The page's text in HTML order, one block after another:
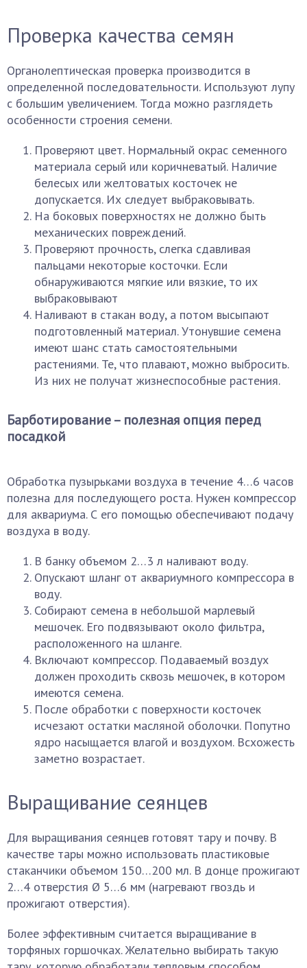
Проверка качества семян
Органолептическая проверка производится в
определенной последовательности. Используют лупу
с большим увеличением. Тогда можно разглядеть
особенности строения семени.
Проверяют цвет. Нормальный окрас семенного
материала серый или коричневатый. Наличие
белесых или желтоватых косточек не
допускается. Их следует выбраковывать.
На боковых поверхностях не должно быть
механических повреждений.
Проверяют прочность, слегка сдавливая
пальцами некоторые косточки. Если
обнаруживаются мягкие или вязкие, то их
выбраковывают
Наливают в стакан воду, а потом высыпают
подготовленный материал. Утонувшие семена
имеют шанс стать самостоятельными
растениями. Те, что плавают, можно выбросить.
Из них не получат жизнеспособные растения.
Барботирование – полезная опция перед
посадкой
Обработка пузырьками воздуха в течение 4…6 часов
полезна для последующего роста. Нужен компрессор
для аквариума. С его помощью обеспечивают подачу
воздуха в воду.
В банку объемом 2…3 л наливают воду.
Опускают шланг от аквариумного компрессора в
воду.
Собирают семена в небольшой марлевый
мешочек. Его подвязывают около фильтра,
расположенного на шланге.
Включают компрессор. Подаваемый воздух
должен проходить сквозь мешочек, в котором
имеются семена.
После обработки с поверхности косточек
исчезают остатки масляной оболочки. Попутно
ядро насыщается влагой и воздухом. Всхожесть
заметно возрастает.
Выращивание сеянцев
Для выращивания сеянцев готовят тару и почву. В
качестве тары можно использовать пластиковые
стаканчики объемом 150…200 мл. В донце прожигают
2…4 отверстия Ø 5…6 мм (нагревают гвоздь и
прожигают отверстия).
Более эффективным считается выращивание в
торфяных горшочках. Желательно выбирать такую